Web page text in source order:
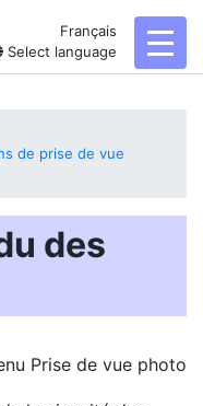
Français
Select language
de prise de vue
des
Prise de vue photo